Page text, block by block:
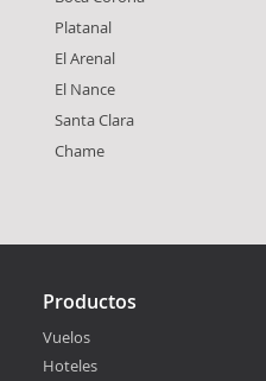
Platanal
El Arenal
El Nance
Santa Clara
Chame
Productos
Vuelos
Hoteles